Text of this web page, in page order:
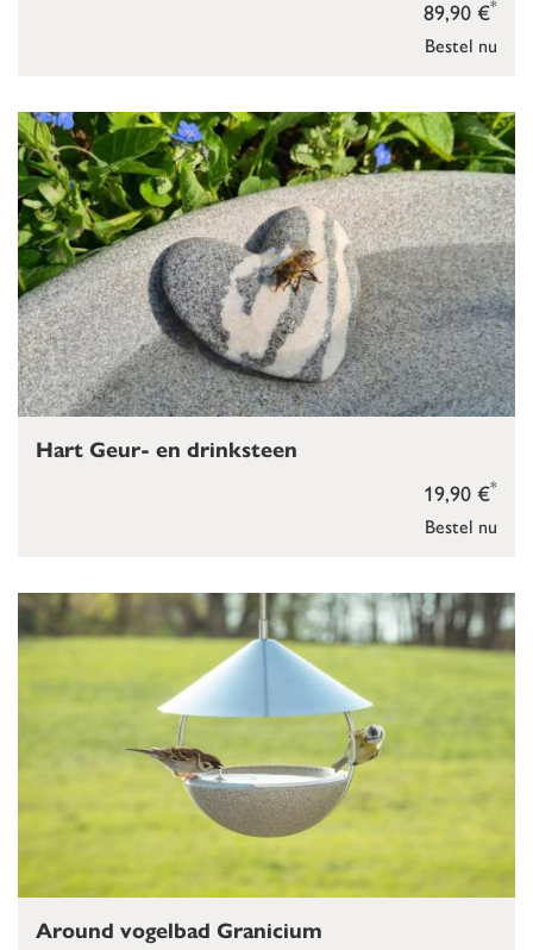
Bestel nu
89,90 €*
Bestel nu
19,90 €*
Hart Geur- en drinksteen
Around vogelbad Granicium